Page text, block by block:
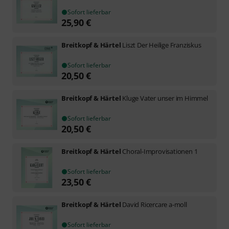
Sofort lieferbar
25,90€
Breitkopf & Härtel Liszt Der Heilige Franziskus
Sofort lieferbar
20,50€
Breitkopf & Härtel Kluge Vater unser im Himmel
Sofort lieferbar
20,50€
Breitkopf & Härtel Choral-Improvisationen 1
Sofort lieferbar
23,50€
Breitkopf & Härtel David Ricercare a-moll
Sofort lieferbar